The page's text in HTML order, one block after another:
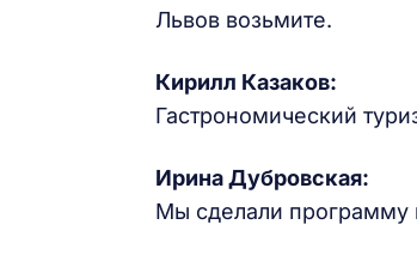
Львов возьмите.
Кирилл Казаков:
Гастрономический
Ирина Дубровская:
Мы сделали программу